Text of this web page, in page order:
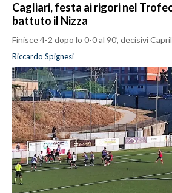
Cagliari, festa ai rigori nel
battuto il Nizza
Finisce 4-2 dopo lo 0-0 al 90’, decisivi
Riccardo Spignesi